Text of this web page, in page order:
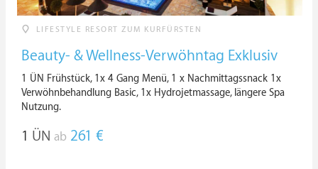
LIFESTYLE RESORT ZUM KURFÜRSTEN
Beauty- & Wellness-Verwöhntag Exklusiv
1 ÜN Frühstück, 1x 4 Gang Menü, 1 x Nachmittagssnack 1x
Verwöhnbehandlung Basic, 1x Hydrojetmassage, längere Spa
Nutzung.
1 ÜN ab 261 €